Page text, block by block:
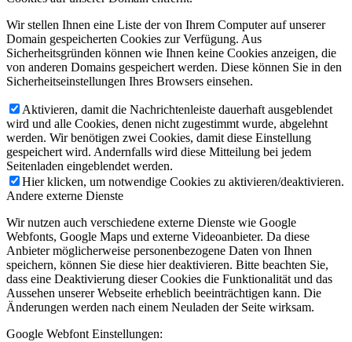
Wir stellen Ihnen eine Liste der von Ihrem Computer auf unserer
Domain gespeicherten Cookies zur Verfügung. Aus
Sicherheitsgründen können wie Ihnen keine Cookies anzeigen, die
von anderen Domains gespeichert werden. Diese können Sie in den
Sicherheitseinstellungen Ihres Browsers einsehen.
Aktivieren, damit die Nachrichtenleiste dauerhaft ausgeblendet
wird und alle Cookies, denen nicht zugestimmt wurde, abgelehnt
werden. Wir benötigen zwei Cookies, damit diese Einstellung
gespeichert wird. Andernfalls wird diese Mitteilung bei jedem
Seitenladen eingeblendet werden.
Hier klicken, um notwendige Cookies zu aktivieren/deaktivieren.
Andere externe Dienste
Wir nutzen auch verschiedene externe Dienste wie Google
Webfonts, Google Maps und externe Videoanbieter. Da diese
Anbieter möglicherweise personenbezogene Daten von Ihnen
speichern, können Sie diese hier deaktivieren. Bitte beachten Sie,
dass eine Deaktivierung dieser Cookies die Funktionalität und das
Aussehen unserer Webseite erheblich beeinträchtigen kann. Die
Änderungen werden nach einem Neuladen der Seite wirksam.
Google Webfont Einstellungen: